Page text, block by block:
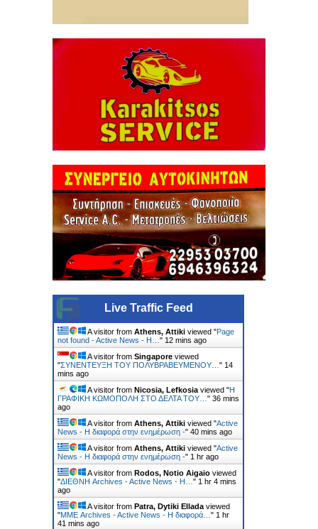
Live Traffic Feed
A visitor from Athens, Attiki viewed "Page
not found - Active News - Η… " 12 mins ago
A visitor from Singapore viewed
"ΣΥΝΕΝΤΕΥΞΗ ΤΟΥ ΠΟΛΥΒΡΑΒΕΥΜΕΝΟΥ… " 14
mins ago
A visitor from Nicosia, Lefkosia viewed "Η
ΓΡΑΦΙΚΗ ΚΩΜΟΠΟΛΗ ΣΤΟ ΔΕΛΤΑ ΤΟΥ… " 36 mins
ago
A visitor from Athens, Attiki viewed "Active
News - Η διαφορά στην ενημέρωση -" 40 mins ago
A visitor from Athens, Attiki viewed "Active
News - Η διαφορά στην ενημέρωση -" 1 hr ago
A visitor from Rodos, Notio Aigaio viewed
"ΔΙΕΘΝΗ Archives - Active News - Η… " 1 hr 4 mins
ago
A visitor from Patra, Dytiki Ellada viewed
"ΜΜΕ Archives - Active News - Η διαφορά… " 1 hr
41 mins ago